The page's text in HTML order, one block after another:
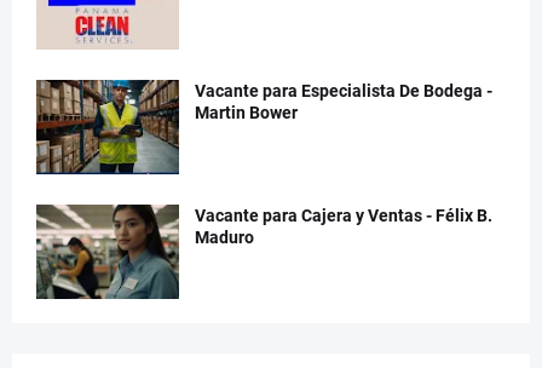
Vacante para Especialista De Bodega -
Martin Bower
Vacante para Cajera y Ventas - Félix B.
Maduro